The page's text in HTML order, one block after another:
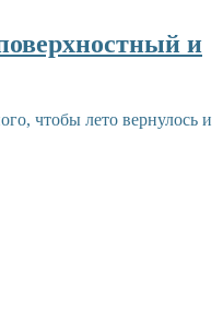
и
чтобы лето вернулось и